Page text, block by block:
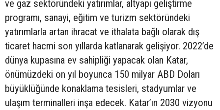
ve gaz sektöründeki yatırımlar, altyapı geliştirme
programı, sanayi, eğitim ve turizm sektöründeki
yatırımlarla artan ihracat ve ithalata bağlı olarak dış
ticaret hacmi son yıllarda katlanarak gelişiyor. 2022’de
dünya kupasına ev sahipliği yapacak olan Katar,
önümüzdeki on yıl boyunca 150 milyar ABD Doları
büyüklüğünde konaklama tesisleri, stadyumlar ve
ulaşım terminalleri inşa edecek. Katar’ın 2030 vizyonu